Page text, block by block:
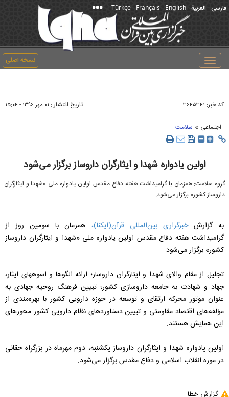
فارسی العربیة English
Français
Türkçe
نسخه اصلی
Toggle
navigation
کد خبر: ۳۶۴۵۳۴۱ تاریخ انتشار : ۰۱ مهر ۱۳۹۶ - ۱۵:۰۴
اجتماعی » سلامت
اولین یادواره شهدا و ایثارگران داروساز برگزار می‌شود
گروه سلامت: همزمان با گرامیداشت هفته دفاع مقدس اولین یادواره ملی «شهدا و ایثارگران
داروساز کشور» برگزار می‌شود.
به گزارش خبرگزاری بین‌المللی قرآن(ایکنا)، همزمان با سومین روز از
گرامیداشت هفته دفاع مقدس اولین یادواره ملی «شهدا و ایثارگران داروساز
کشور» برگزار می‌شود.
تجلیل از مقام والای شهدا و ایثارگران داروساز؛ ارائه الگوها و اسوه‎های ایثار،
جهاد و شهادت به جامعه داروسازی کشور؛ تبیین فرهنگ روحیه جهادی به
عنوان موتور محرکه ارتقای و توسعه در حوزه دارویی کشور با بهره‌مندی از
مؤلفه‌های اقتصاد مقاومتی و تبیین دستاوردهای نظام دارویی کشور محورهای
این همایش هستند.
اولین یادواره شهدا و ایثارگران داروساز یکشنبه، دوم مهرماه در بزرگراه حقانی
در موزه انقلاب اسلامی و دفاع مقدس برگزار می‌شود.
گزارش خطا